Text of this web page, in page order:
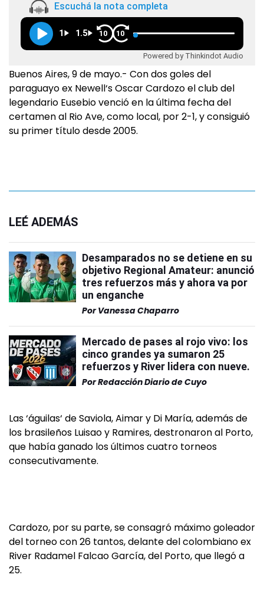
Escuchá la nota completa
1 1.5 10 10
Powered by Thinkindot Audio
Buenos Aires, 9 de mayo.- Con dos goles del
paraguayo ex Newell‘s Oscar Cardozo el club del
legendario Eusebio venció en la última fecha del
certamen al Rio Ave, como local, por 2-1, y consiguió
su primer título desde 2005.
LEÉ ADEMÁS
Desamparados no se detiene en su
objetivo Regional Amateur: anunció
tres refuerzos más y ahora va por
un enganche
Por Vanessa Chaparro
Mercado de pases al rojo vivo: los
cinco grandes ya sumaron 25
refuerzos y River lidera con nueve.
PorRedacción Diario de Cuyo
Las ‘águilas‘ de Saviola, Aimar y Di María, además de
los brasileños Luisao y Ramires, destronaron al Porto,
que había ganado los últimos cuatro torneos
consecutivamente.
Cardozo, por su parte, se consagró máximo goleador
del torneo con 26 tantos, delante del colombiano ex
River Radamel Falcao García, del Porto, que llegó a
25.